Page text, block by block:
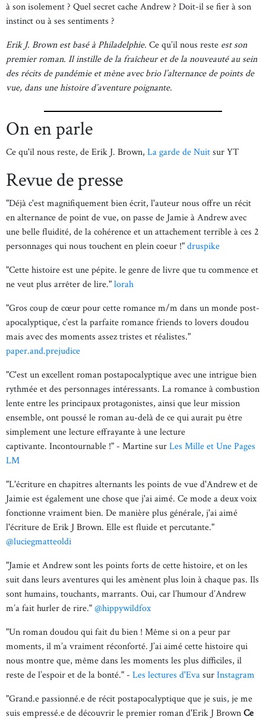
à son isolement ? Quel secret cache Andrew ? Doit-il se fier à son
instinct ou à ses sentiments ?
Erik J. Brown est basé à Philadelphie. Ce qu’il nous reste est son
premier roman. Il instille de la fraîcheur et de la nouveauté au sein
des récits de pandémie et mène avec brio l’alternance de points de
vue, dans une histoire d’aventure poignante.
On en parle
Ce qu'il nous reste, de Erik J. Brown, La garde de Nuitsur YT
Revue de presse
"Déjà c'est magnifiquement bien écrit, l'auteur nous offre un récit
en alternance de point de vue, on passe de Jamie à Andrew avec
une belle fluidité, de la cohérence et un attachement terrible à ces 2
personnages qui nous touchent en plein coeur !"druspike
"Cette histoire est une pépite. le genre de livre que tu commence et
ne veut plus arrêter de lire."lorah
"Gros coup de cœur pour cette romance m/m dans un monde post-
apocalyptique, c’est la parfaite romance friends to lovers doudou
mais avec des moments assez tristes et réalistes."
paper.and.prejudice
"C'est un excellent roman postapocalyptique avec une intrigue bien
rythmée et des personnages intéressants. La romance à combustion
lente entre les principaux protagonistes, ainsi que leur mission
ensemble, ont poussé le roman au-delà de ce qui aurait pu être
simplement une lecture effrayante à une lecture
captivante. Incontournable !" - Martine surLes Mille et Une Pages
LM
"L'écriture en chapitres alternants les points de vue d'Andrew et de
Jaimie est également une chose que j'ai aimé. Ce mode a deux voix
fonctionne vraiment bien. De manière plus générale, j'ai aimé
l'écriture de Erik J Brown. Elle est fluide et percutante."
@luciegmatteoldi
"Jamie et Andrew sont les points forts de cette histoire, et on les
suit dans leurs aventures qui les amènent plus loin à chaque pas. Ils
sont humains, touchants, marrants. Oui, car l’humour d’Andrew
m’a fait hurler de rire."@hippywildfox
"Un roman doudou qui fait du bien ! Même si on a peur par
moments, il m’a vraiment réconforté. J’ai aimé cette histoire qui
nous montre que, même dans les moments les plus difficiles, il
reste de l’espoir et de la bonté." - Les lectures d'EvasurInstagram
"Grand.e passionné.e de récit postapocalyptique que je suis, je me
suis empressé.e de découvrir le premier roman d'Erik J BrownCe